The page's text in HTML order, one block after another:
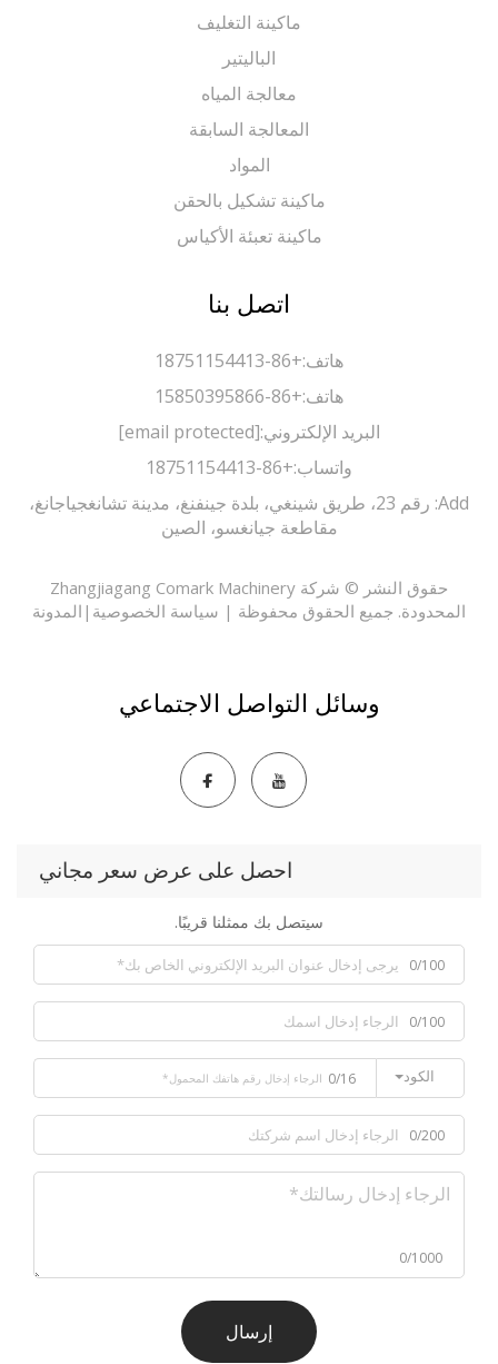
ماكينة التغليف
الباليتير
معالجة المياه
المعالجة السابقة
ماكينة تشكيل بالحقن
ماكينة تعبئة الأكياس
اتصل بنا
+86-18751154413
+86-15850395866
البريد الإلكتروني:[email protected]
واتساب:+86-18751154413
Add: رقم 23، طريق شينغي، بلدة جينفنغ، مدينة تشانغجياجانغ،
مقاطعة جيانغسو، الصين
حقوق النشر © شركة Zhangjiagang Comark Machinery
جميع الحقوق محفوظة |سياسة الخصوصية|المدونة
وسائل التواصل الاجتماعي
احصل على عرض سعر مجاني
سيتصل بك ممثلنا قريبًا.
0/16
إرسال